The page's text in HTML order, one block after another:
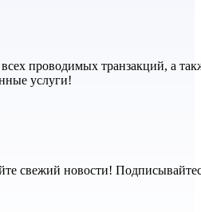
проводимых транзакций, а
услуги!
свежий новости!